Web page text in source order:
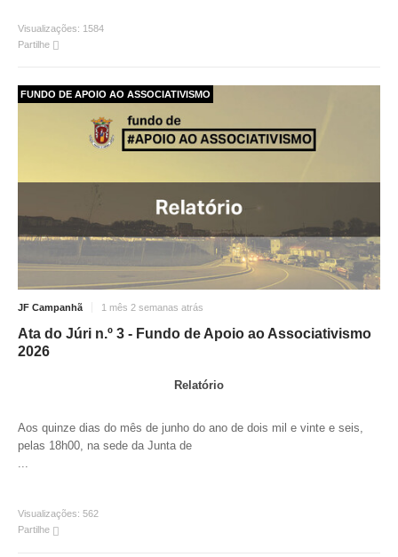
GERAIS
SECRETARIA
ATESTADOS
EMPREGO (GIP)
APOIO ÀS EMPRESAS
CONTACTOS
Visualizações: 1584
Partilhe
FUNDO DE APOIO AO ASSOCIATIVISMO
JF Campanhã 1 mês 2 semanas atrás
Ata do Júri n.º 3 - Fundo de Apoio ao Associativismo
2026
Relatório
Aos quinze dias do mês de junho do ano de dois mil e vinte e seis,
pelas 18h00, na sede da Junta de
Visualizações: 562
Partilhe